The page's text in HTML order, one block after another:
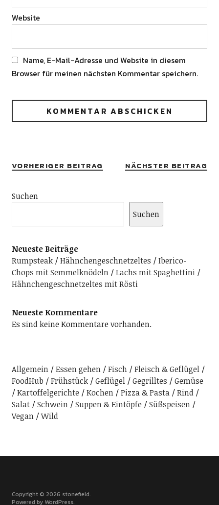
Website
Name, E-Mail-Adresse und Website in diesem
Browser für meinen nächsten Kommentar speichern.
VORHERIGER BEITRAG NÄCHSTER BEITRAG
Suchen
Suchen
Neueste Beiträge
Rumpsteak
Hähnchengeschnetzeltes
Iberico-
Chops mit Semmelknödeln
Lachs mit Spaghettini
Hähnchengeschnetzeltes mit Rösti
Neueste Kommentare
Es sind keine Kommentare vorhanden.
Allgemein Essen gehen Fisch
Fleisch & Geflügel
FoodHub
Frühstück Geflügel Gegrilltes
Gemüse
Kartoffelgerichte
Kochen Pizza & Pasta
Rind
Salat
Schwein Suppen & Eintöpfe
Süßspeisen
Vegan
Wild
Copyright © 2026 stonefield
Powered by WordPress